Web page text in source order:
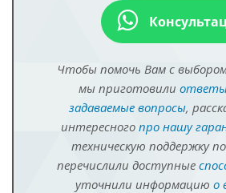
Чтобы помочь Вам с
мы приготовили
задаваемые вопросы,
интересного про нашу
техническую поддержку
перечислили доступные
уточнили информацию о